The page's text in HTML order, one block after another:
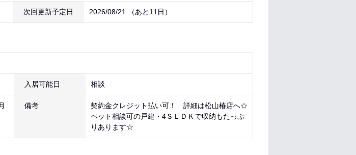
次回更新予定日 2026/08/21 （あと 11日 ）
入居可能日 相談
備考
契約金クレジット払い可！ 詳細は松山椿店へ☆
ペット相談可の戸建・4ＳＬＤＫで収納もたっぷ
りあります☆